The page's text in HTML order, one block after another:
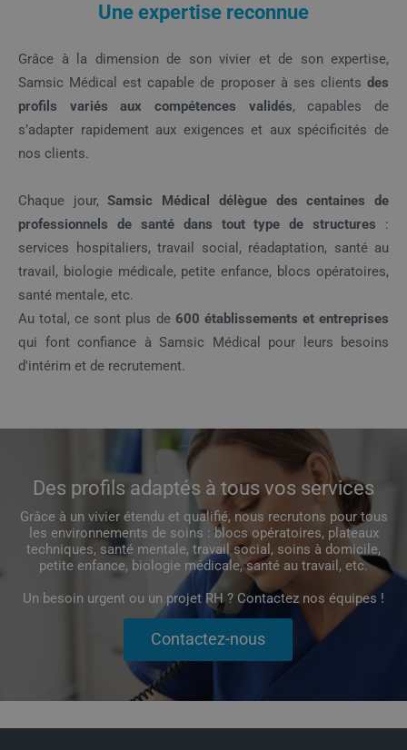
Une expertise reconnue
Grâce à la dimension de son vivier et de son expertise,
Samsic Médical est capable de proposer à ses clients des
profils variés aux compétences validés, capables de
s’adapter rapidement aux exigences et aux spécificités de
nos clients.
Chaque jour,Samsic Médical délègue des centaines de
professionnels de santé dans tout type de structures :
services hospitaliers, travail social, réadaptation, santé au
travail, biologie médicale, petite enfance, blocs opératoires,
santé mentale, etc.
Au total, ce sont plus de 600 établissements et entreprises
qui font confiance à Samsic Médical pour leurs besoins
d'intérim et de recrutement.
Des profils adaptés à tous vos services
Grâce à un vivier étendu et qualifié, nous recrutons pour tous
les environnements de soins : blocs opératoires, plateaux
techniques, santé mentale, travail social, soins à domicile,
petite enfance, biologie médicale, santé au travail, etc.
Un besoin urgent ou un projet RH ? Contactez nos équipes !